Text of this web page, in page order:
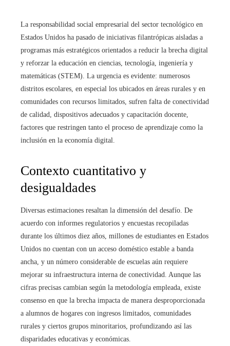
La responsabilidad social empresarial del sector tecnológico en
Estados Unidos ha pasado de iniciativas filantrópicas aisladas a
programas más estratégicos orientados a reducir la brecha digital
y reforzar la educación en ciencias, tecnología, ingeniería y
matemáticas (STEM). La urgencia es evidente: numerosos
distritos escolares, en especial los ubicados en áreas rurales y en
comunidades con recursos limitados, sufren falta de conectividad
de calidad, dispositivos adecuados y capacitación docente,
factores que restringen tanto el proceso de aprendizaje como la
inclusión en la economía digital.
Contexto cuantitativo y
desigualdades
Diversas estimaciones resaltan la dimensión del desafío. De
acuerdo con informes regulatorios y encuestas recopiladas
durante los últimos diez años, millones de estudiantes en Estados
Unidos no cuentan con un acceso doméstico estable a banda
ancha, y un número considerable de escuelas aún requiere
mejorar su infraestructura interna de conectividad. Aunque las
cifras precisas cambian según la metodología empleada, existe
consenso en que la brecha impacta de manera desproporcionada
a alumnos de hogares con ingresos limitados, comunidades
rurales y ciertos grupos minoritarios, profundizando así las
disparidades educativas y económicas.